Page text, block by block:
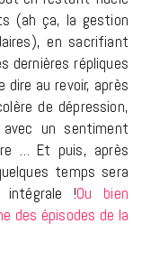
(ah ça, la gestion
en sacrifiant
dernières répliques
au revoir, après
de dépression,
un sentiment
… Et puis, après
temps sera
!Ou bien
des épisodes de la